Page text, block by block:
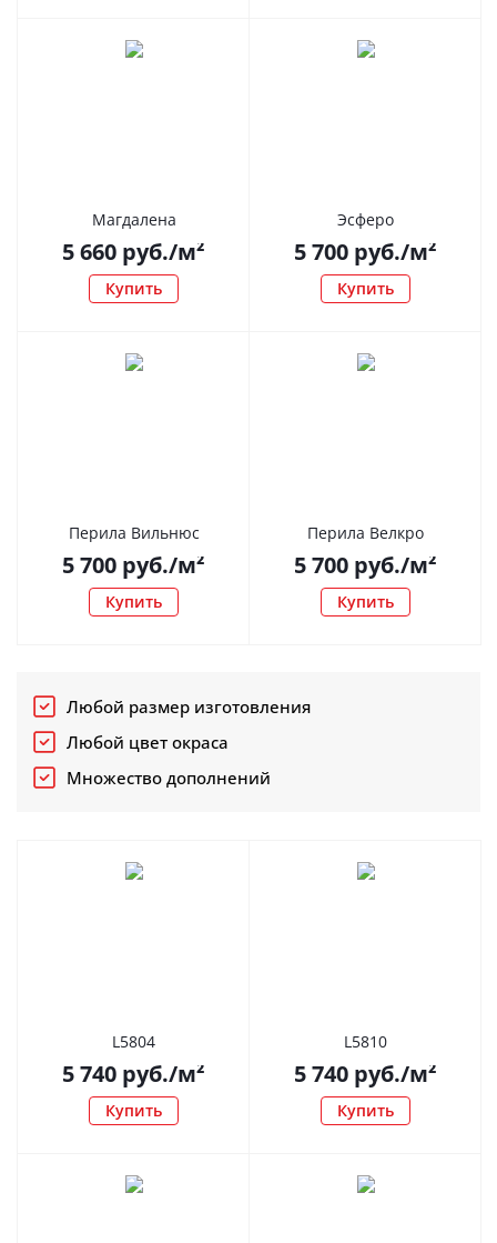
Магдалена
5 660 руб./м²
Купить
Эсферо
5 700 руб./м²
Купить
Перила Вильнюс
5 700 руб./м²
Купить
Перила Велкро
5 700 руб./м²
Купить
Любой размер изготовления
Любой цвет окраса
Множество дополнений
L5804
5 740 руб./м²
Купить
L5810
5 740 руб./м²
Купить